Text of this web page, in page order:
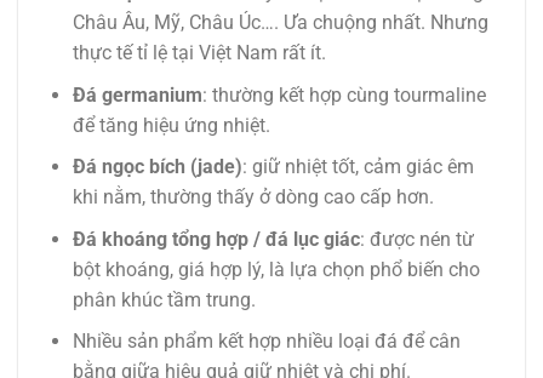
Châu Âu, Mỹ, Châu Úc…. Ưa chuộng nhất. Nhưng
thực tế tỉ lệ tại Việt Nam rất ít.
Đá germanium: thường kết hợp cùng tourmaline
để tăng hiệu ứng nhiệt.
Đá ngọc bích (jade): giữ nhiệt tốt, cảm giác êm
khi nằm, thường thấy ở dòng cao cấp hơn.
Đá khoáng tổng hợp / đá lục giác: được nén từ
bột khoáng, giá hợp lý, là lựa chọn phổ biến cho
phân khúc tầm trung.
Nhiều sản phẩm kết hợp nhiều loại đá để cân
bằng giữa hiệu quả giữ nhiệt và chi phí.